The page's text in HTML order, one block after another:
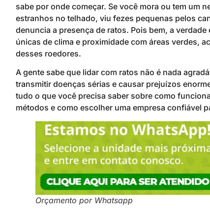
sabe por onde começar. Se você mora ou tem um
estranhos no telhado, viu fezes pequenas pelos
denuncia a presença de ratos. Pois bem, a
únicas de clima e proximidade com áreas verdes,
desses roedores.
A gente sabe que lidar com ratos não é nada
transmitir doenças sérias e causar prejuízos
tudo o que você precisa saber sobre como
métodos e como escolher uma empresa confiável
Orçamento por Whatsapp